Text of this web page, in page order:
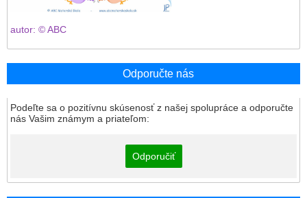
autor: © ABC
Odporučte nás
Podeľte sa o pozitívnu skúsenosť z našej spolupráce a odporučte
nás Vašim známym a priateľom:
Odporučiť